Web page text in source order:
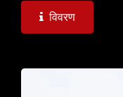
विवरण